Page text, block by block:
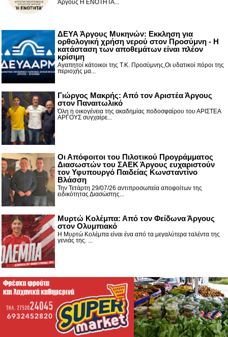
Άργους Η ΕΝΟΤΗΤΑ...
ΔΕΥΑ Άργους Μυκηνών: Εκκληση για
ορθολογική χρήση νερού στον Προσύμνη - Η
κατάσταση των αποθεμάτων είναι πλέον
κρίσιμη
Αγαπητοί κάτοικοι της Τ.Κ. Προσύμνης,Οι υδατικοί πόροι της
περιοχής μα...
Γιώργος Μακρής: Από τον Αριστέα Άργους
στον Παναιτωλικό
Όλη η οικογένεια της ακαδημίας ποδοσφαίρου του ΑΡΙΣΤΕΑ
ΑΡΓΟΥΣ συγχαίρε...
Οι Απόφοιτοι του Πιλοτικού Προγράμματος
Διασωστών του ΣΑΕΚ Άργους ευχαριστούν
τον Υφυπουργό Παιδείας Κωνσταντίνο
Βλάσση
Την Τετάρτη 29/07/26 αντιπροσωπεία αποφοίτων της
ειδικότητας Διασώστης...
Μυρτώ Κολέμπα: Από τον Φείδωνα Άργους
στον Ολυμπιακό
Η Μυρτώ Κολέμπα είναι ένα από τα μεγαλύτερα ταλέντα της
γενιάς της. ...